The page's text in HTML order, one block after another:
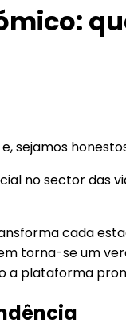
sejamos
no sector das
cada
torna-se um
a plataforma